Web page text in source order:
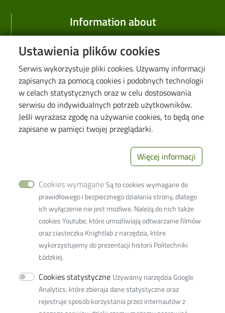
Ustawienia plików cookies
Serwis wykorzystuje pliki cookies. Używamy informacji
zapisanych za pomocą cookies i podobnych technologii
w celach statystycznych oraz w celu dostosowania
serwisu do indywidualnych potrzeb użytkowników.
Jeśli wyrażasz zgodę na używanie cookies, to będą one
zapisane w pamięci twojej przeglądarki.
Więcej informacji
Cookies wymagane Są to cookies wymagane do
prawidłowego i bezpiecznego działania strony, dlatego
ich wyłączenie nie jest możliwe. Należą do nich także
cookies Youtube, które umożliwiają odtwarzanie filmów
oraz ciasteczka Knightlab z narzędzia, które
wykorzystujemy do prezentacji historii Politechniki
Łódzkiej.
Cookies statystyczne Używamy narzędzia Google
Analytics, które zbieraja dane statystyczne oraz
rejestruje sposób korzystania przez internautów z
Lodz University of Technology
116 Zeromskiego Street
Information about
Faculty
Research
Information for
Candidates
Links
Wikamp
Webmail
Library